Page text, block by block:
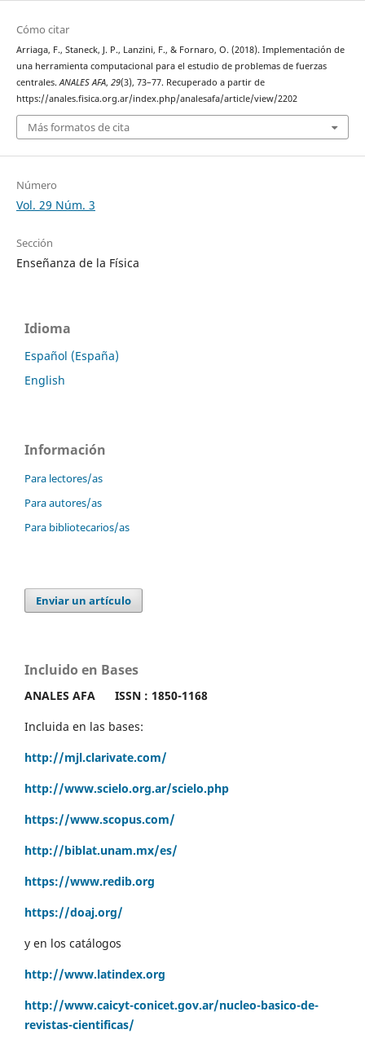
Cómo citar
Arriaga, F., Staneck, J. P., Lanzini, F., & Fornaro, O. (2018). Implementación de
una herramienta computacional para el estudio de problemas de fuerzas
centrales.ANALES AFA, 29(3), 73–77. Recuperado a partir de
https://anales.fisica.org.ar/index.php/analesafa/article/view/2202
Más formatos de cita
Número
Vol. 29 Núm. 3
Sección
Enseñanza de la Física
Idioma
Español (España)
English
Información
Para lectores/as
Para autores/as
Para bibliotecarios/as
Enviar un artículo
Incluido en Bases
ANALES AFA ISSN : 1850-1168
Incluida en las bases:
http://mjl.clarivate.com/
http://www.scielo.org.ar/scielo.php
https://www.scopus.com/
http://biblat.unam.mx/es/
https://www.redib.org
https://doaj.org/
y en los catálogos
http://www.latindex.org
http://www.caicyt-conicet.gov.ar/nucleo-basico-de-
revistas-cientificas/